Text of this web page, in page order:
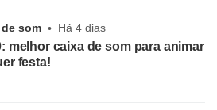
som Há 4 dias
melhor caixa de som para animar
festa!